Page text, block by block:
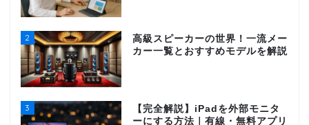
2
高級スピーカーの世界！一流メー
カー一覧とおすすめモデルを解説
3
【完全解説】iPadを外部モニタ
ーにする方法｜有線・無料アプリ